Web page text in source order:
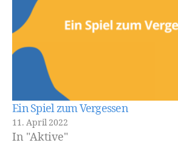
Ein Spiel zum Vergessen
11. April 2022
In "Aktive"